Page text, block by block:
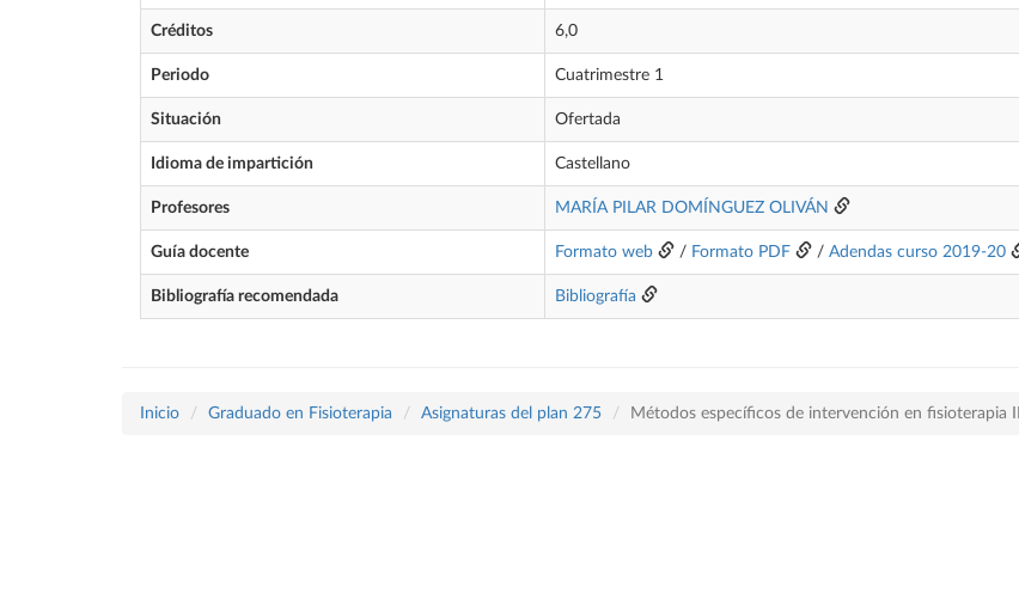
Créditos 6,0
Periodo Cuatrimestre 1
Situación Ofertada
Idioma de impartición Castellano
Profesores MARÍA PILAR DOMÍNGUEZ OLIVÁN
Guía docente Formato web / Formato PDF / Adendas curso 2019-20
Bibliografía recomendada Bibliografía
Inicio Graduado en Fisioterapia Asignaturas del plan 275 Métodos específicos de intervención en fisioterapia III